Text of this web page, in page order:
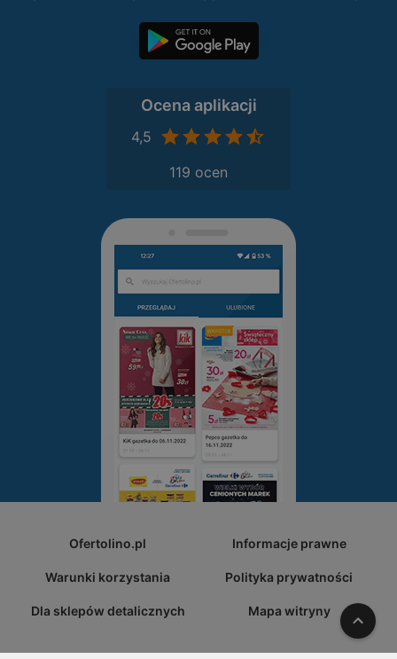
Ocena aplikacji
4,5
119 ocen
Ofertolino.pl Informacje prawne
Warunki korzystania Polityka prywatności
Dla sklepów detalicznych Mapa witryny W